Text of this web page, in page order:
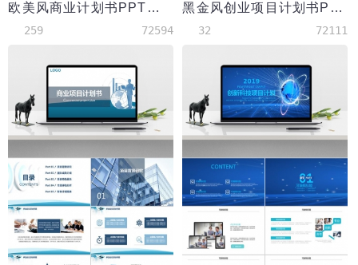
欧美风商业计划书PPT模板
259 72594
黑金风创业项目计划书PPT模板
32 72111